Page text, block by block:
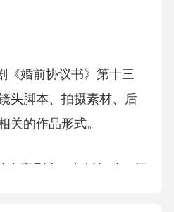
《婚前协议书》第十三
头脚本、拍摄素材、后
关的作品形式。
文字剧本，包括初稿、细